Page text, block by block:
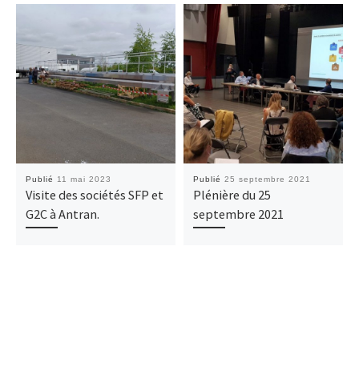
Publié 11 mai 2023
Visite des sociétés SFP et
G2C à Antran.
Publié 25 septembre 2021
Plénière du 25
septembre 2021